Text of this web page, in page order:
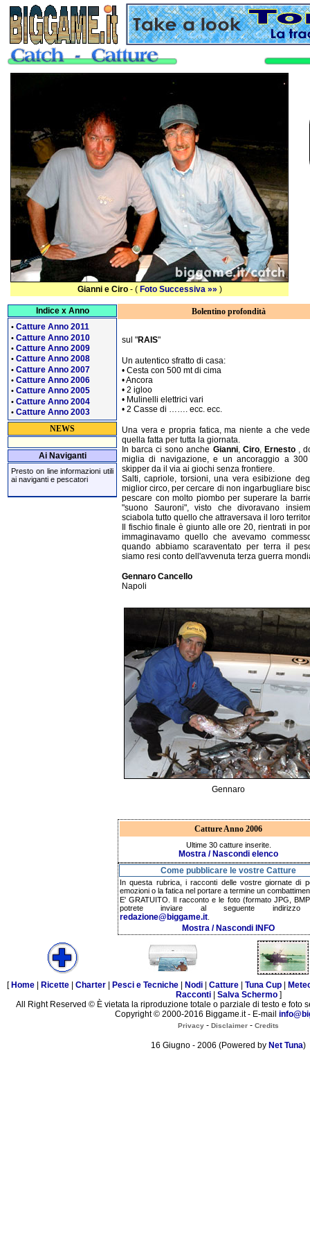
Indice x Anno
• Catture Anno 2011
• Catture Anno 2010
• Catture Anno 2009
• Catture Anno 2008
• Catture Anno 2007
• Catture Anno 2006
• Catture Anno 2005
• Catture Anno 2004
• Catture Anno 2003
NEWS
Ai Naviganti
Presto on line informazioni utili
ai naviganti e pescatori
Bolentino profondità
sul "RAIS"
Un autentico sfratto di casa:
• Cesta con 500 mt di cima
• Ancora
• 2 igloo
• Mulinelli elettrici vari
• 2 Casse di ……. ecc. ecc.
Una vera e propria fatica, ma niente a che
quella fatta per tutta la giornata.
In barca ci sono anche Gianni, Ciro, Ernesto,
miglia di navigazione, e un ancoraggio a
skipper da il via ai giochi senza frontiere.
Salti, capriole, torsioni, una vera esibizione
miglior circo, per cercare di non ingarbugliare
pescare con molto piombo per superare la
"suono Sauroni", visto che divoravano
sciabola tutto quello che attraversava il loro
Il fischio finale è giunto alle ore 20, rientrati in
immaginavamo quello che avevamo
quando abbiamo scaraventato per terra il
siamo resi conto dell'avvenuta terza guerra
Gennaro Cancello
Napoli
Gennaro
Catture Anno 2006
Ultime 30 catture inserite.
Mostra / Nascondi elenco
Come pubblicare le vostre Catture
In questa rubrica, i racconti delle vostre giornate di
emozioni o la fatica nel portare a termine un
E' GRATUITO. Il racconto e le foto (formato JPG,
potrete inviare al seguente indirizzo
redazione@biggame.it
Mostra / Nascondi INFO
[ Home Ricette Charter Pesci e Tecniche Nodi Catture Tuna Cup
Racconti| Salva Schermo]
All Right Reserved © È vietata la riproduzione totale o parziale di testo e foto
Copyright © 2000-2016 Biggame.it - E-mail
Privacy - Disclaimer - Credits
16 Giugno - 2006 (Powered by Net Tuna)
Gianni e Ciro- ( Foto Successiva »» )